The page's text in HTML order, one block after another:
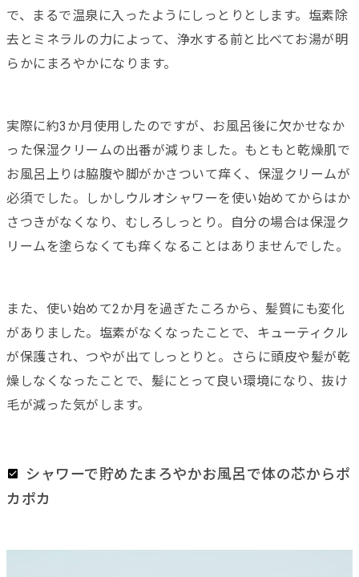
で、まるで温泉に入ったようにしっとりとします。塩素除
去とミネラルの力によって、浄水する前と比べてお湯が明
らかにまろやかになります。
実際に約3か月使用したのですが、お風呂後に欠かせなか
った保湿クリームの出番が減りました。もともと乾燥肌で
お風呂上りは脇腹や脚がかさついて痒く、保湿クリームが
必須でした。しかしウルオシャワーを使い始めてからはか
さつきがなくなり、むしろしっとり。自分の場合は保湿ク
リームを塗らなくても痒くなることはありませんでした。
また、使い始めて2か月を過ぎたころから、髪質にも変化
がありました。塩素がなくなったことで、キューティクル
が保護され、つやが出てしっとりと。さらに頭皮や髪が乾
燥しなくなったことで、髪にとって良い環境になり、抜け
毛が減った気がします。
シャワーで貯めたまろやかお風呂で体の芯からポ
カポカ